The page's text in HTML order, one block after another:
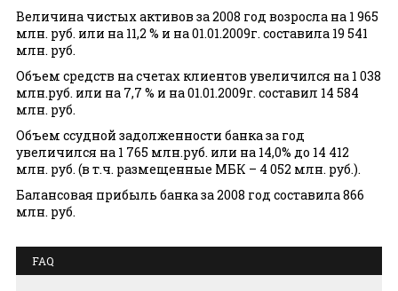
Величина чистых активов за 2008 год возросла на 1 965
млн. руб. или на 11,2 % и на 01.01.2009г. составила 19 541
млн. руб.
Объем средств на счетах клиентов увеличился на 1 038
млн.руб. или на 7,7 % и на 01.01.2009г. составил 14 584
млн. руб.
Объем ссудной задолженности банка за год
увеличился на 1 765 млн.руб. или на 14,0% до 14 412
млн. руб. (в т.ч. размещенные МБК – 4 052 млн. руб.).
Балансовая прибыль банка за 2008 год составила 866
млн. руб.
FAQ